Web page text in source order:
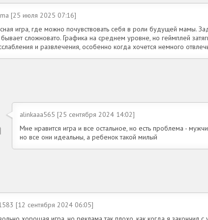
[25 июля 2025 07:16]
игра, где можно почувствовать себя в роли будущей мамы.
сложновато. Графика на среднем уровне, но геймплей
и развлечения, особенно когда хочется немного
alinkaaa565 [25 сентября 2024 14:02]
Мне нравится игра и все остальное, но есть проблема -
но все они идеальны, а ребенок такой милый
[12 сентября 2024 06:05]